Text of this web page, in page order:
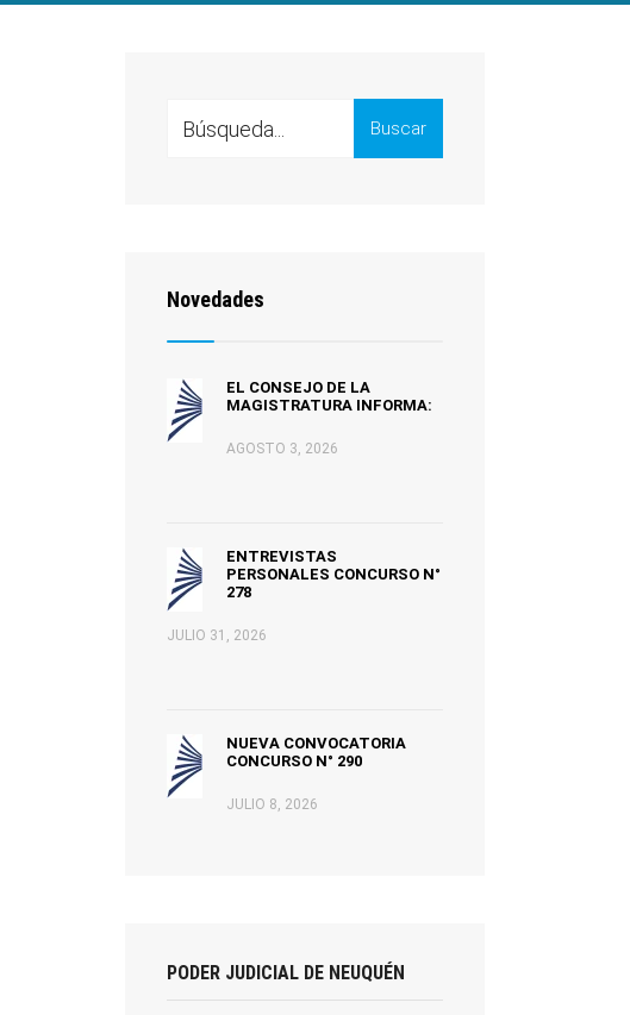
Buscar
Novedades
EL CONSEJO DE LA
MAGISTRATURA INFORMA:
AGOSTO 3, 2026
ENTREVISTAS
PERSONALES CONCURSO N°
278
JULIO 31, 2026
NUEVA CONVOCATORIA
CONCURSO N° 290
JULIO 8, 2026
PODER JUDICIAL DE NEUQUÉN